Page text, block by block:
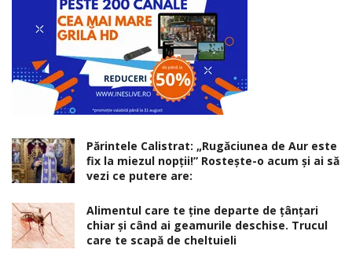
Părintele Calistrat: „Rugăciunea de Aur este
fix la miezul nopţii!” Rosteşte-o acum şi ai să
vezi ce putere are:
Alimentul care te ține departe de țânțari
chiar și când ai geamurile deschise. Trucul
care te scapă de cheltuieli